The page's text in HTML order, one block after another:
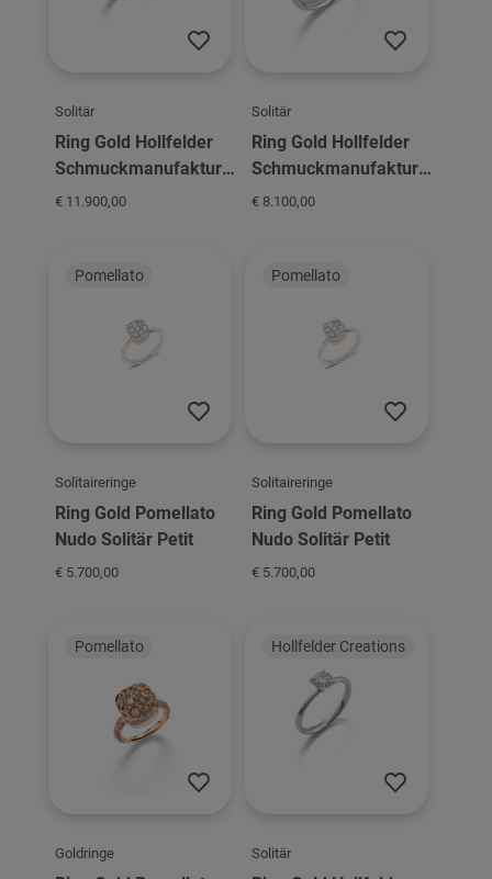
Solitär
Ring Gold Hollfelder
Schmuckmanufaktur
Solitär 4er Krappe
€ 11.900,00
Solitär
Ring Gold Hollfelder
Schmuckmanufaktur
Solitär 6er Krappe
€ 8.100,00
Pomellato
Solitaireringe
Ring Gold Pomellato
Nudo Solitär Petit
€ 5.700,00
Pomellato
Solitaireringe
Ring Gold Pomellato
Nudo Solitär Petit
€ 5.700,00
Pomellato
Goldringe
Hollfelder Creations
Solitär